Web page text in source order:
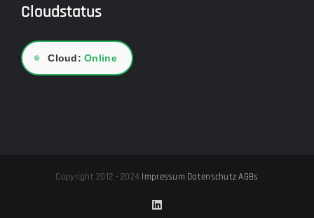
Cloudstatus
● Cloud:Online
Copyright 2012 - 2024 Impressum Datenschutz AGBs
LinkedIn